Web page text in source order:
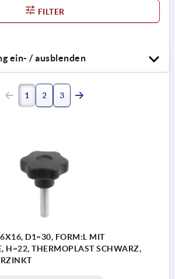
FILTER
ein- / ausblenden
1 2 3
D1=30, FORM:L MIT
H=22, THERMOPLAST SCHWARZ,